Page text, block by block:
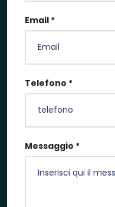
Email *
Telefono *
Messaggio *